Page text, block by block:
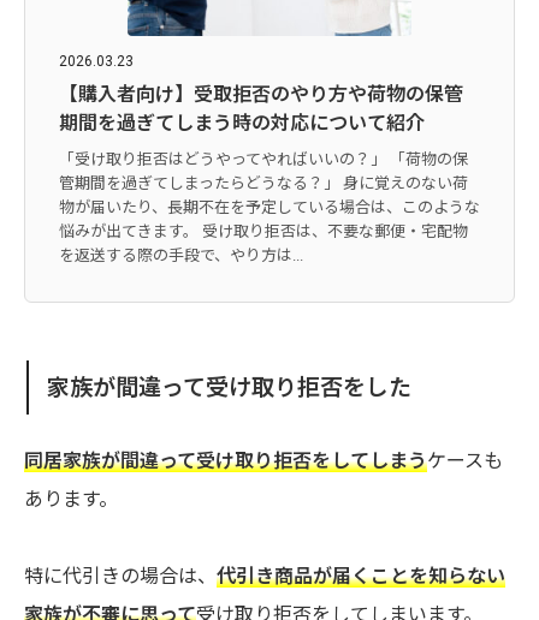
2026.03.23
【購入者向け】受取拒否のやり方や荷物の保管
期間を過ぎてしまう時の対応について紹介
「受け取り拒否はどうやってやればいいの？」 「荷物の保
管期間を過ぎてしまったらどうなる？」 身に覚えのない荷
物が届いたり、長期不在を予定している場合は、このような
悩みが出てきます。 受け取り拒否は、不要な郵便・宅配物
を返送する際の手段で、やり方は...
家族が間違って受け取り拒否をした
同居家族が間違って受け取り拒否をしてしまうケースも
あります。
特に代引きの場合は、 代引き商品が届くことを知らない
家族が不審に思って受け取り拒否をしてしまいます。